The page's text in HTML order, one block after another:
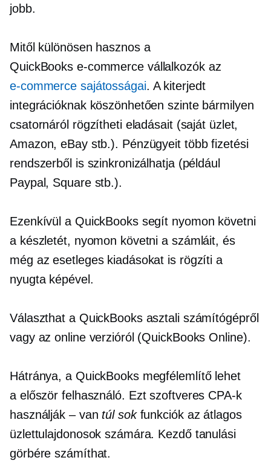
jobb.
Mitől különösen hasznos a
QuickBooks e-commercevállalkozók az
e-commerce sajátosságai. A kiterjedt
integrációknak köszönhetően szinte bármilyen
csatornáról rögzítheti eladásait (saját üzlet,
Amazon, eBay stb.). Pénzügyeit több fizetési
rendszerből is szinkronizálhatja (például
Paypal, Square stb.).
Ezenkívül a QuickBooks segít nyomon követni
a készletét, nyomon követni a számláit, és
még az esetleges kiadásokat is rögzíti a
nyugta képével.
Választhat a QuickBooks asztali számítógépről
vagy az online verzióról (QuickBooks Online).
Hátránya, a QuickBooks megfélemlítő lehet
a először felhasználó. Ezt szoftveres CPA-k
használják – van túl sok funkciók az átlagos
üzlettulajdonosok számára. Kezdő tanulási
görbére számíthat.